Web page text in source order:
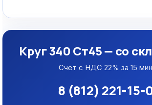
Круг 340 Ст45 — со
Счёт с НДС 22% за 15
8 (812) 221-15-